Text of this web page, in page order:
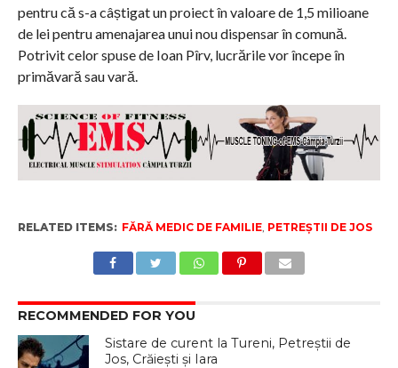
pentru că s-a câștigat un proiect în valoare de 1,5 milioane
de lei pentru amenajarea unui nou dispensar în comună.
Potrivit celor spuse de Ioan Pîrv, lucrările vor începe în
primăvară sau vară.
RELATED ITEMS: FĂRĂ MEDIC DE FAMILIE, PETREȘTII DE JOS
RECOMMENDED FOR YOU
Sistare de curent la Tureni, Petreștii de
Jos, Crăiești și Iara